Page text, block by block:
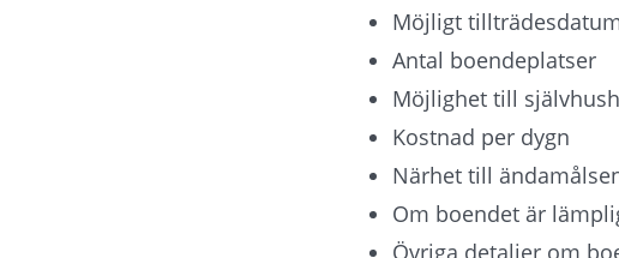
Möjligt
Antal boendeplatser
Möjlighet till
Kostnad per dygn
Närhet till
Om boendet är
Övriga detaljer om